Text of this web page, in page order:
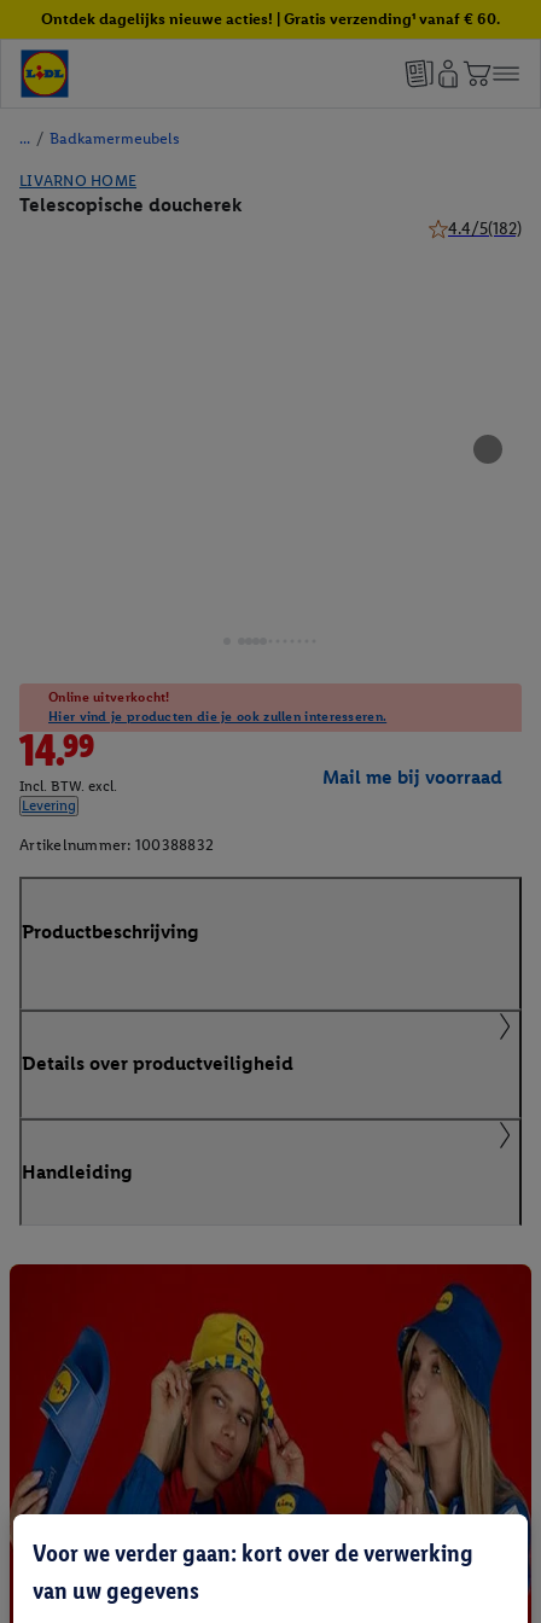
Ontdek dagelijks nieuwe acties! | Gratis verzending¹ vanaf € 60.
/ Badkamermeubels
LIVARNO HOME
Telescopische doucherek
4.4/5(182)
Online uitverkocht!
Hier vind je producten die je ook zullen interesseren.
14.99
Incl. BTW. excl.
Levering
Mail me bij voorraad
Artikelnummer: 100388832
Productbeschrijving
Details over productveiligheid
Handleiding
Voor we verder gaan: kort over de verwerking
van uw gegevens